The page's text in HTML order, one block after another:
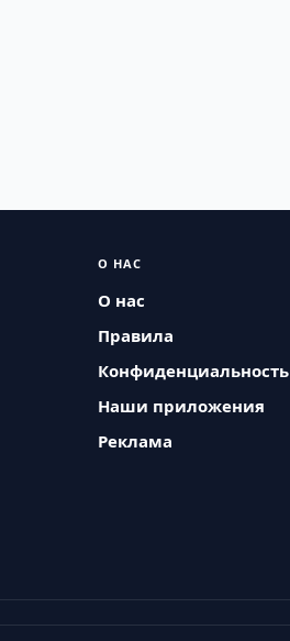
О НАС
О нас
Правила
Конфиденциальность
Наши приложения
Реклама